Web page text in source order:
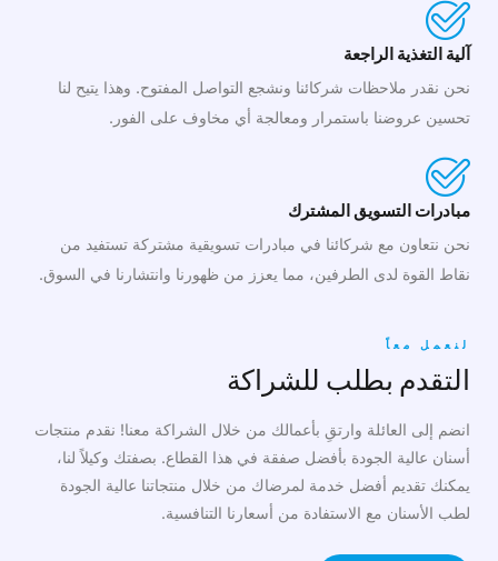
آلية التغذية الراجعة
نحن نقدر ملاحظات شركائنا ونشجع التواصل المفتوح. وهذا يتيح لنا
تحسين عروضنا باستمرار ومعالجة أي مخاوف على الفور.
مبادرات التسويق المشترك
نحن نتعاون مع شركائنا في مبادرات تسويقية مشتركة تستفيد من
نقاط القوة لدى الطرفين، مما يعزز من ظهورنا وانتشارنا في السوق.
لنعمل معاً
التقدم بطلب للشراكة
انضم إلى العائلة وارتقِ بأعمالك من خلال الشراكة معنا! نقدم منتجات
أسنان عالية الجودة بأفضل صفقة في هذا القطاع. بصفتك وكيلاً لنا،
يمكنك تقديم أفضل خدمة لمرضاك من خلال منتجاتنا عالية الجودة
لطب الأسنان مع الاستفادة من أسعارنا التنافسية.